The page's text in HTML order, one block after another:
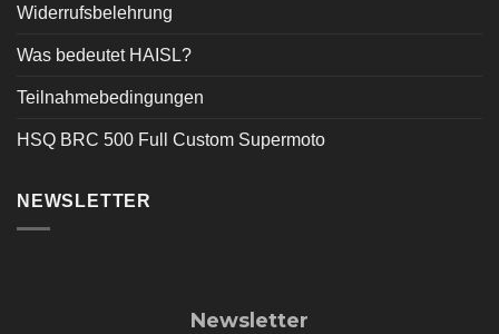
Widerrufsbelehrung
Was bedeutet HAISL?
Teilnahmebedingungen
HSQ BRC 500 Full Custom Supermoto
NEWSLETTER
Newsletter